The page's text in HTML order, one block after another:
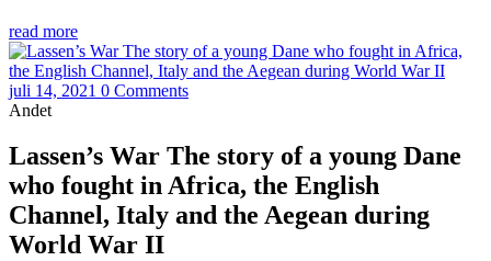
read more
juli 14, 2021 0 Comments
Andet
Lassen’s War The story of a young Dane
who fought in Africa, the English
Channel, Italy and the Aegean during
World War II